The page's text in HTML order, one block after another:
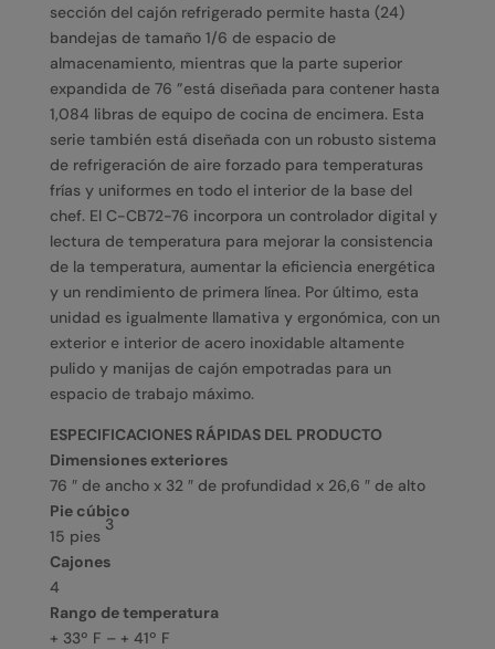
sección del cajón refrigerado permite hasta (24)
bandejas de tamaño 1/6 de espacio de
almacenamiento, mientras que la parte superior
expandida de 76 ”está diseñada para contener hasta
1,084 libras de equipo de cocina de encimera. Esta
serie también está diseñada con un robusto sistema
de refrigeración de aire forzado para temperaturas
frías y uniformes en todo el interior de la base del
chef. El C-CB72-76 incorpora un controlador digital y
lectura de temperatura para mejorar la consistencia
de la temperatura, aumentar la eficiencia energética
y un rendimiento de primera línea. Por último, esta
unidad es igualmente llamativa y ergonómica, con un
exterior e interior de acero inoxidable altamente
pulido y manijas de cajón empotradas para un
espacio de trabajo máximo.
ESPECIFICACIONES RÁPIDAS DEL PRODUCTO
Dimensiones exteriores
76 ″ de ancho x 32 ″ de profundidad x 26,6 ″ de alto
Pie cúbico
15 pies
3
Cajones
4
Rango de temperatura
+ 33º F – + 41º F